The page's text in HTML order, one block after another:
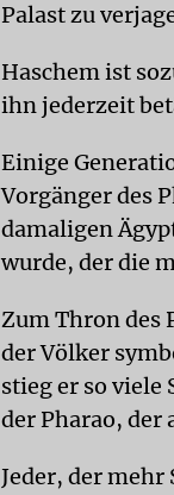
Palast zu
Haschem ist
ihn jederzeit
Einige
Vorgänger des
damaligen
wurde, der die
Zum Thron des
der Völker
stieg er so viele
der Pharao, der
Jeder, der